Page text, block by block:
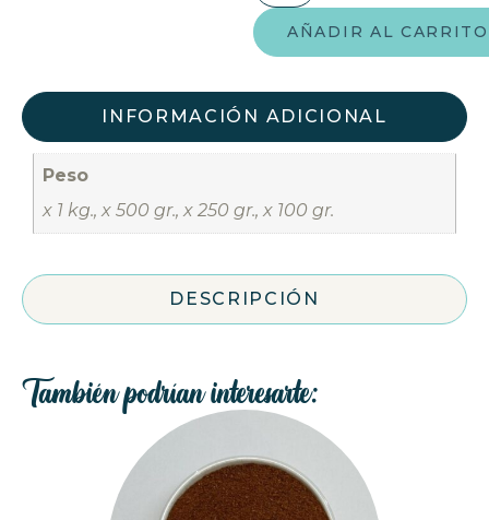
AÑADIR AL CARRITO
INFORMACIÓN ADICIONAL
DESCRIPCIÓN
Peso
x 1 kg., x 500 gr., x 250 gr., x 100 gr.
También podrían interesarte: